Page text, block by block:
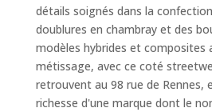
détails soignés dans la
doublures en chambray et des
modèles hybrides et composites
métissage, avec ce coté
retrouvent au 98 rue de Rennes,
richesse d'une marque dont le